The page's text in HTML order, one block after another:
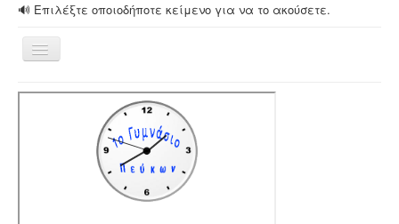
🔊 Επιλέξτε οποιοδήποτε κείμενο για να το ακούσετε.
Εναλλαγή
πλοήγησης
ΑΡΧΙΚΗ
ΔΙΑΦΟΡΕΣ ΑΝΑΚΟΙΝΩΣΕΙΣ
ΤΟ ΣΧΟΛΕΙΟ ΜΑΣ